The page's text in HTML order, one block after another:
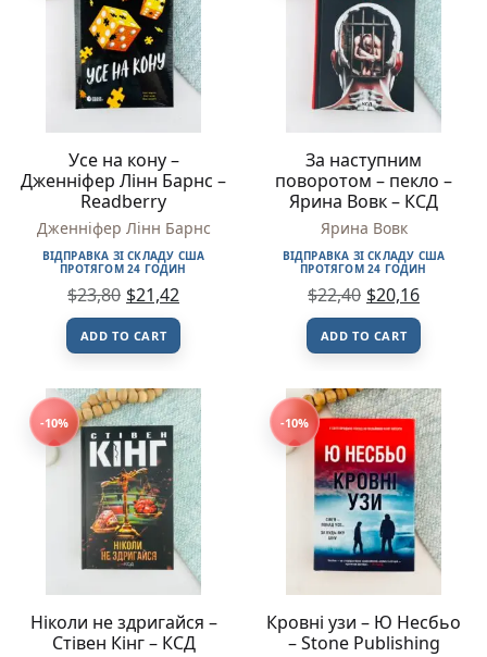
Усе на кону –
Дженніфер Лінн Барнс –
Readberry
Дженніфер Лінн Барнс
ВІДПРАВКА ЗІ СКЛАДУ США
ПРОТЯГОМ 24 ГОДИН
$23,80 $21,42
ADD TO CART
За наступним
поворотом – пекло –
Ярина Вовк – КСД
Ярина Вовк
ВІДПРАВКА ЗІ СКЛАДУ США
ПРОТЯГОМ 24 ГОДИН
$22,40 $20,16
ADD TO CART
-10%
Ніколи не здригайся –
Стівен Кінг – КСД
-10%
Кровні узи – Ю Несбьо
– Stone Publishing